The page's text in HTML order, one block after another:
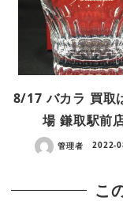
8/17 バカラ 買取
場 鎌取駅前
管理者 2022-
こ